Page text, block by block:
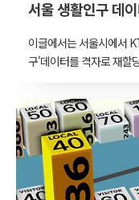
이글에서는 서울시에서
구'데이터를 격자로 재할
이터를 격자 단위로 재
집계구 단위로 배포된 서
재할당하는 방법에 대
적 데이터를 www.vw-
두어 50m 격자로 재할
물 연면적을 가중치로 두